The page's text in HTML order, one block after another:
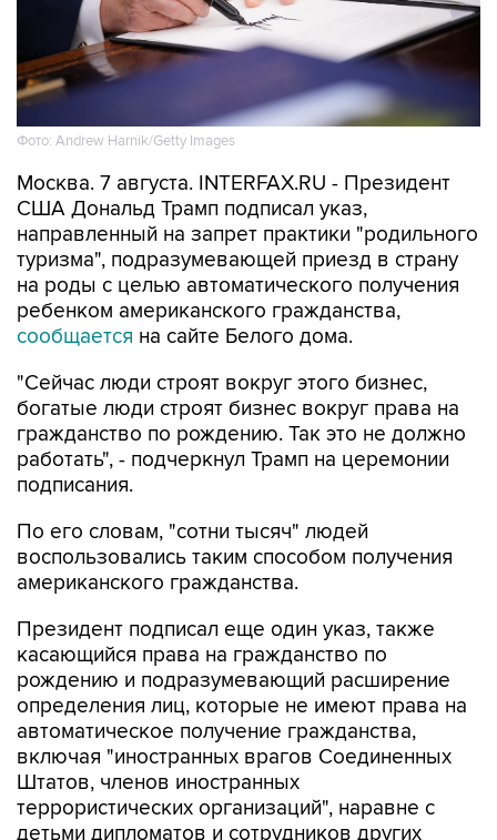
Фото: Andrew Harnik/Getty Images
Москва. 7 августа. INTERFAX.RU - Президент
направленный на запрет практики "родильного
туризма", подразумевающей приезд в страну
на роды с целью автоматического получения
ребенком американского гражданства,
сообщаетсяна сайте Белого дома.
"Сейчас люди строят вокруг этого бизнес,
гражданство по рождению. Так это не должно
работать", - подчеркнул Трамп на церемонии
подписания.
По его словам, "сотни тысяч" людей
американского гражданства.
Президент подписал еще один указ, также
рождению и подразумевающий расширение
определения лиц, которые не имеют права на
автоматическое получение гражданства,
включая "иностранных врагов Соединенных
Штатов, членов иностранных
террористических организаций", наравне с
детьми дипломатов и сотрудников других
признанных международных организаций.